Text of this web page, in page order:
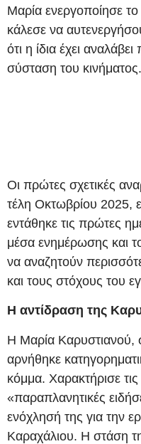
Μαρία ενεργοποίησε
κάλεσε να
ότι η ίδια έχει
σύσταση του κινήματος.
Οι πρώτες σχετικές
τέλη Οκτωβρίου 2025,
εντάθηκε τις πρώτες
μέσα ενημέρωσης και
να αναζητούν
και τους στόχους του
Η αντίδραση της
Η Μαρία Καρυστιανού,
αρνήθηκε
κόμμα. Χαρακτήρισε
«παραπλανητικές
ενόχλησή της για την
Καραχάλιου. Η στάση